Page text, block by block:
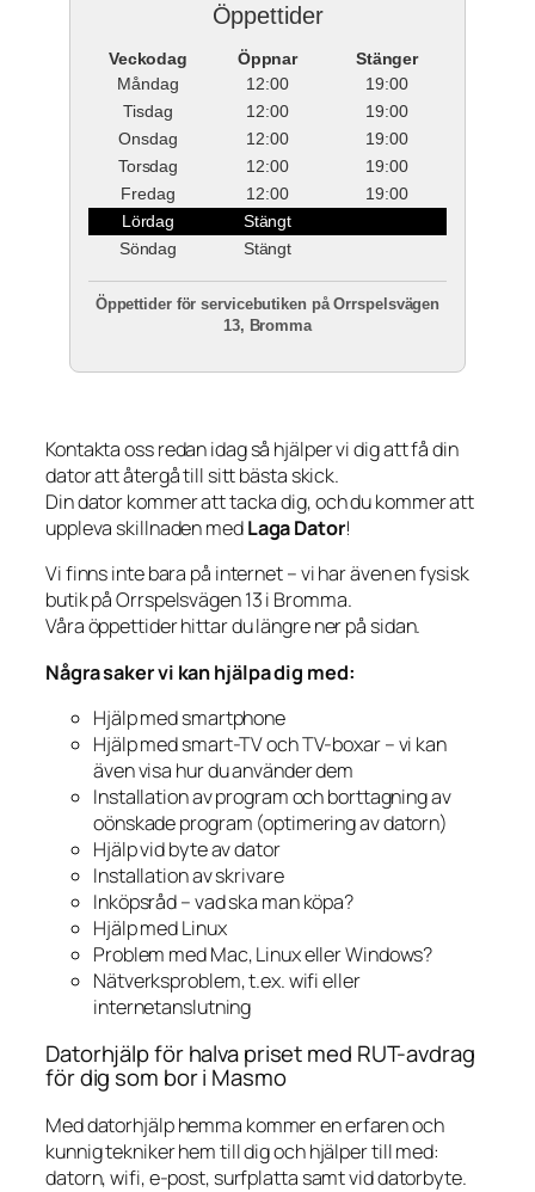
Öppettider
Veckodag Öppnar
Stänger
Måndag
12:00
19:00
Tisdag
12:00
19:00
Onsdag
12:00
19:00
Torsdag
12:00
19:00
Fredag
12:00
19:00
Lördag
Stängt
Söndag
Stängt
Öppettider för servicebutiken på Orrspelsvägen
13, Bromma
Kontakta oss redan idag så hjälper vi dig att få din
dator att återgå till sitt bästa skick.
Din dator kommer att tacka dig, och du kommer att
uppleva skillnaden medLaga Dator!
Vi finns inte bara på internet – vi har även en fysisk
butik på Orrspelsvägen 13 i Bromma.
Våra öppettider hittar du längre ner på sidan.
Några saker vi kan hjälpa dig med:
Hjälp med smartphone
Hjälp med smart-TV och TV-boxar – vi kan
även visa hur du använder dem
Installation av program och borttagning av
oönskade program (optimering av datorn)
Hjälp vid byte av dator
Installation av skrivare
Inköpsråd – vad ska man köpa?
Hjälp med Linux
Problem med Mac, Linux eller Windows?
Nätverksproblem, t.ex. wifi eller
internetanslutning
Datorhjälp för halva priset med RUT-avdrag
för dig som bor i Masmo
Med datorhjälp hemma kommer en erfaren och
kunnig tekniker hem till dig och hjälper till med:
datorn, wifi, e-post, surfplatta samt vid datorbyte.